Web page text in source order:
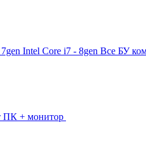
Intel Core i7 - 8gen Все БУ
ПК + монитор